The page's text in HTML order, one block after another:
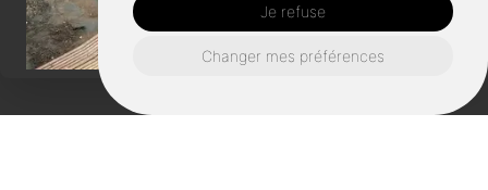
Je refuse
Changer mes préférences